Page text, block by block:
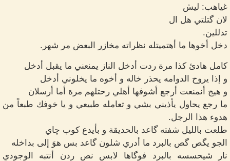
غياهب: ليش
لان گتلتي هل ال
تدللين.
دخل أخوها ما أهتميتله نظراته مخازر البعض مر شهر.
كامل هادئ كذا مرة ردت أدخل الناز يمنعني ما يقبل أدخل
و إذا يروح الدوامه يحذر خاله و أخوه ما يخلوني أدخل
و هيج أنمنعت أرجع أشوفها أهلي رحتلهم مرة أما أرسلان
ما رجع يحاول يأذيني بشي و تعامله طبيعي و يا خوفك طبعاً من
هدوء هذا الرجل.
طلعت بالليل شفته گاعد بالحديقة و بأيدع كوب چاي
الجو يگص گص بالبرد ما أدري شلون گاعد بس هوَ إلى بداخله
نار شيحسسه بالبرد فوگاها لابس نص ردن أنتبه الوجودي